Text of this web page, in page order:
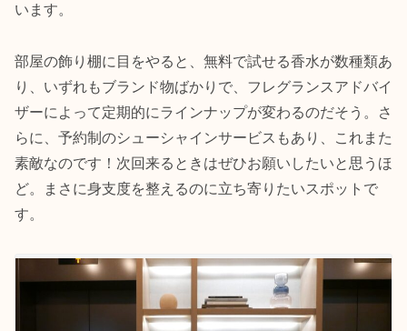
います。
部屋の飾り棚に目をやると、無料で試せる香水が数種類あ
り、いずれもブランド物ばかりで、フレグランスアドバイ
ザーによって定期的にラインナップが変わるのだそう。さ
らに、予約制のシューシャインサービスもあり、これまた
素敵なのです！次回来るときはぜひお願いしたいと思うほ
ど。まさに身支度を整えるのに立ち寄りたいスポットで
す。